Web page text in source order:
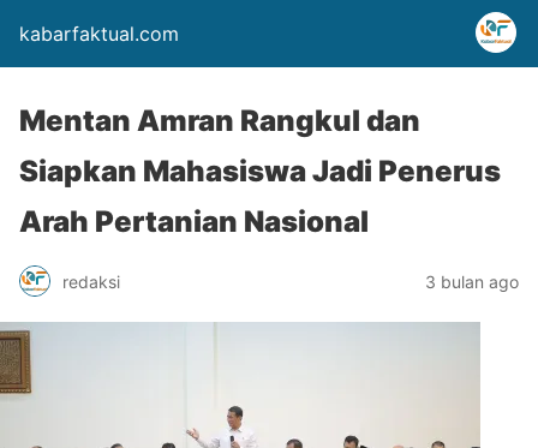
kabarfaktual.com
Mentan Amran Rangkul dan
Siapkan Mahasiswa Jadi Penerus
Arah Pertanian Nasional
redaksi 3 bulan ago